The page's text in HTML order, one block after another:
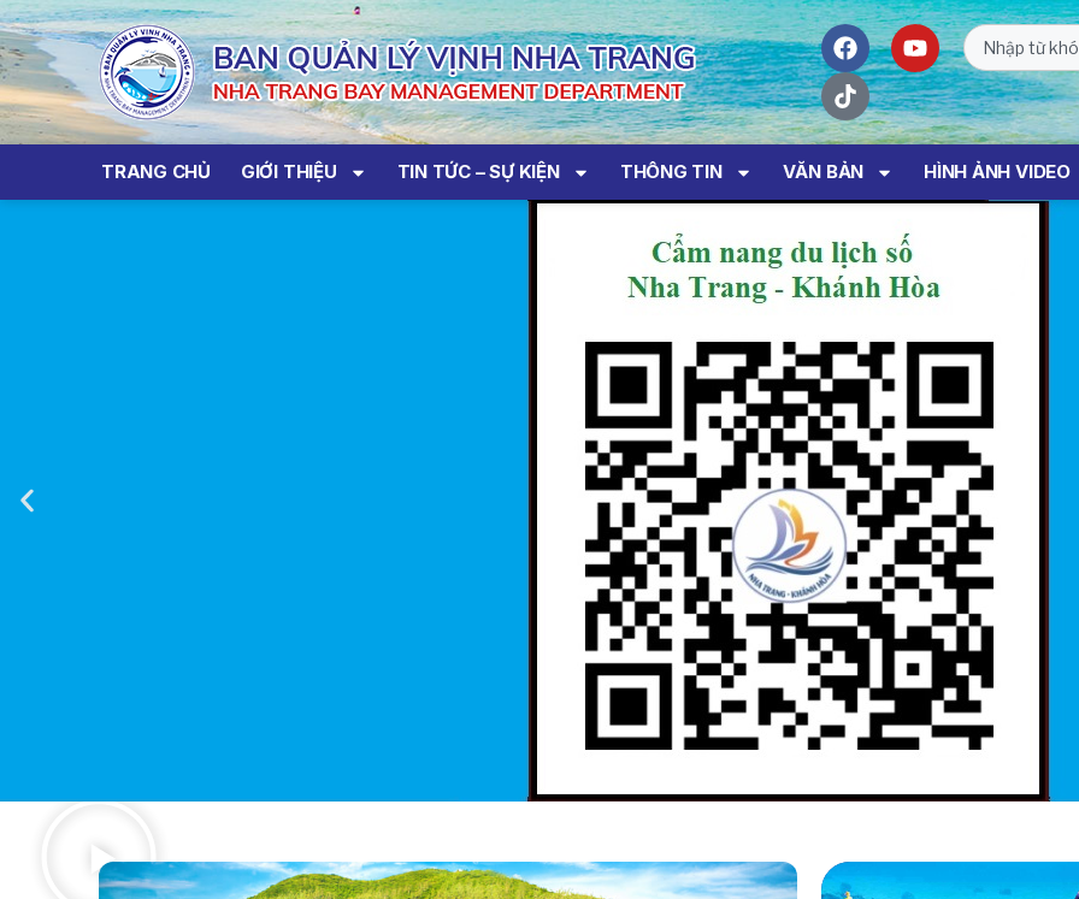
TRANG CHỦ GIỚI THIỆU TIN TỨC – SỰ KIỆN THÔNG TIN VĂN BẢN HÌNH ẢNH VIDEO